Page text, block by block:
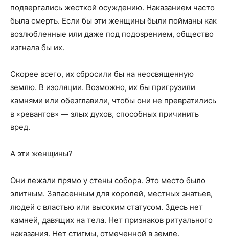
подвергались жесткой осуждению. Наказанием часто
была смерть. Если бы эти женщины были пойманы как
возлюбленные или даже под подозрением, общество
изгнала бы их.
Скорее всего, их сбросили бы на неосвященную
землю. В изоляции. Возможно, их бы пригрузили
камнями или обезглавили, чтобы они не превратились
в «ревантов» — злых духов, способных причинить
вред.
А эти женщины?
Они лежали прямо у стены собора. Это место было
элитным. Запасенным для королей, местных знатьев,
людей с властью или высоким статусом. Здесь нет
камней, давящих на тела. Нет признаков ритуального
наказания. Нет стигмы, отмеченной в земле.